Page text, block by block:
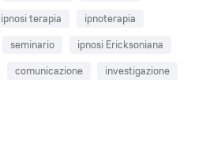
ipnosi terapia
ipnoterapia
seminario
ipnosi Ericksoniana
comunicazione investigazione